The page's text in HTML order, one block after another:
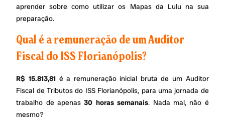
aprender sobre como utilizar os Mapas da Lulu na sua
preparação.
Qual é a remuneração de um Auditor
Fiscal do ISS Florianópolis?
R$ 15.813,81é a remuneração inicial bruta de um Auditor
Fiscal de Tributos do ISS Florianópolis, para uma jornada de
trabalho de apenas30 horas semanais. Nada mal, não é
mesmo?